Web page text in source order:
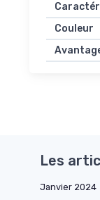
Couleur
Les
Janvier 2024